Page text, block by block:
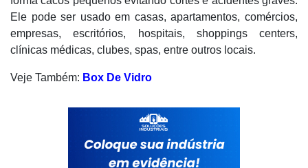
Ele pode ser usado em casas, apartamentos, comércios,
empresas, escritórios, hospitais, shoppings centers,
clínicas médicas, clubes, spas, entre outros locais.
Veje Também: Box De Vidro